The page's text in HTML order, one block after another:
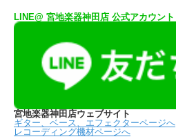
LINE@ 宮地楽器神田店 公式アカウント
宮地楽器神田店ウェブサイト
ギター、ベース、エフェクターページへ
レコーディング機材ページへ